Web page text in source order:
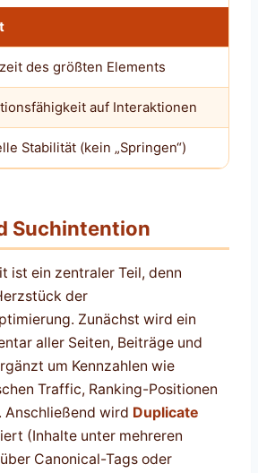
des größten Elements
auf Interaktionen
Stabilität (kein „Springen“)
Suchintention
ist ein zentraler Teil, denn
der
Zunächst wird ein
aller Seiten, Beiträge und
um Kennzahlen wie
Traffic, Ranking-Positionen
Anschließend wird Duplicate
(Inhalte unter mehreren
Canonical-Tags oder